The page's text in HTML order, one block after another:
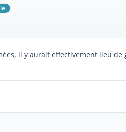
il y aurait effectivement lieu